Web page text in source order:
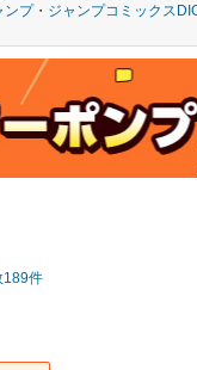
ンプ ジャンプコミックス
189件